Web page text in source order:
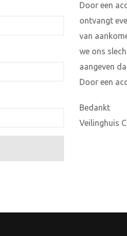
Door een
ontvangt
van
we ons
aangeven
Door een
Bedankt
Veilinghuis